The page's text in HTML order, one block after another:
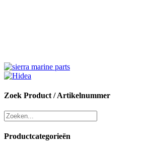
Zoek Product / Artikelnummer
Productcategorieën